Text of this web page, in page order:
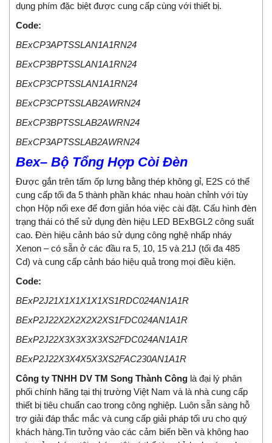
dụng phím đặc biệt được cung cấp cùng với thiết bị.
Code:
BExCP3APTSSLAN1A1RN24
BExCP3BPTSSLAN1A1RN24
BExCP3CPTSSLAN1A1RN24
BExCP3CPTSSLAB2AWRN24
BExCP3BPTSSLAB2AWRN24
BExCP3APTSSLAB2AWRN24
Bex– Bộ Tổng Hợp Còi Đèn
Được gắn trên tấm ốp lưng bằng thép không gỉ, E2S có thể
cung cấp tối đa 5 thành phần khác nhau hoàn chỉnh với tùy
chọn Hộp nối exe để đơn giản hóa việc cài đặt. Cấu hình đèn
trạng thái có thể sử dụng đèn hiệu LED BExBGL2 công suất
cao. Đèn hiệu cảnh báo sử dụng công nghệ nhấp nháy
Xenon – có sẵn ở các đầu ra 5, 10, 15 và 21J (tối đa 485
Cd) và cung cấp cảnh báo hiệu quả trong mọi điều kiện.
Code:
BExP2J21X1X1X1X1XS1RDC024AN1A1R
BExP2J22X2X2X2X2XS1FDC024AN1A1R
BExP2J22X3X3X3X3XS2FDC024AN1A1R
BExP2J22X3X4X5X3XS2FAC230AN1A1R
Công ty TNHH DV TM Song Thành Công là đại lý phân
phối chính hãng tại thị trường Việt Nam và là nhà cung cấp
thiết bị tiêu chuẩn cao trong công nghiệp. Luôn sẵn sàng hỗ
trợ giải đáp thắc mắc và cung cấp giải pháp tối ưu cho quý
khách hàng.Tin tưởng vào các cảm biến bền và không hao